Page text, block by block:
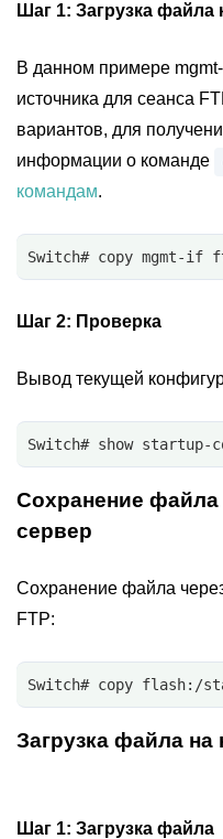
Шаг 1: Загрузка файла
В данном примере
источника для сеанса
вариантов, для
информации о команде
командам.
Switch# copy mgmt-
Шаг 2: Проверка
Вывод текущей
Switch# show startup-
Сохранение файла
сервер
Сохранение файла
FTP:
Switch# copy flash:/
Загрузка файла на
Шаг 1: Загрузка файла